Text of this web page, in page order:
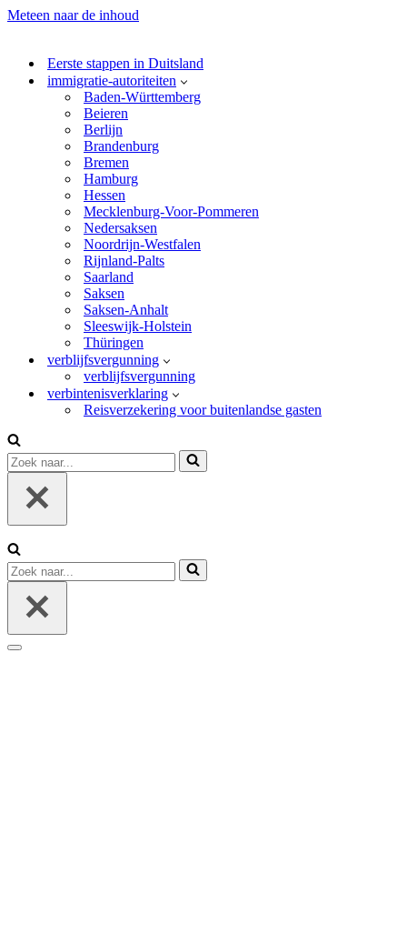
Meteen naar de inhoud
Eerste stappen in Duitsland
immigratie-autoriteiten
Baden-Württemberg
Beieren
Berlijn
Brandenburg
Bremen
Hamburg
Hessen
Mecklenburg-Voor-Pommeren
Nedersaksen
Noordrijn-Westfalen
Rijnland-Palts
Saarland
Saksen
Saksen-Anhalt
Sleeswijk-Holstein
Thüringen
verblijfsvergunning
verblijfsvergunning
verbintenisverklaring
Reisverzekering voor buitenlandse gasten
Zoek
naar...
Zoek
naar...
Navigatie